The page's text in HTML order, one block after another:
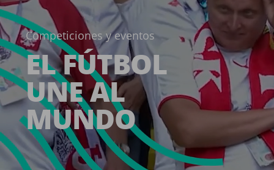
Competiciones y eventos
EL FÚTBOL
UNE AL
MUNDO